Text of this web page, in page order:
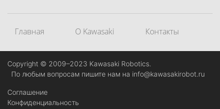
Главная О Kawasaki Контакты
Copyright © 2009–2023 Kawasaki Robotics.
По любым вопросам пишите нам на info@kawasakirobot.ru
Соглашение
Конфиденциальность